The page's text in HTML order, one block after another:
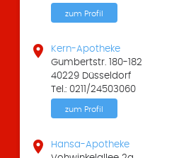
zum Profil

Kern-Apotheke
Gumbertstr. 180-182
40229 Düsseldorf
Tel.: 0211/24503060
zum Profil

Hansa-Apotheke